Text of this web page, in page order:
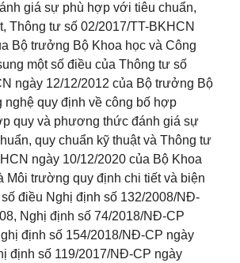
giá sự phù hợp với tiêu chuẩn,
Thông tư số 02/2017/TT-BKHCN
Bộ trưởng Bộ Khoa học và Công
một số điều của Thông tư số
ngày 12/12/2012 của Bộ trưởng Bộ
nghệ quy định về công bố hợp
quy và phương thức đánh giá sự
quy chuẩn kỹ thuật và Thông tư
ngày 10/12/2020 của Bộ Khoa
Môi trường quy định chi tiết và biện
điều Nghị định số 132/2008/NĐ-
Nghị định số 74/2018/NĐ-CP
định số 154/2018/NĐ-CP ngày
định số 119/2017/NĐ-CP ngày